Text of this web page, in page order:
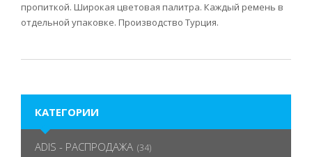
пропиткой. Широкая цветовая палитра. Каждый ремень в
отдельной упаковке. Производство Турция.
КАТЕГОРИИ
ADIS - РАСПРОДАЖА (34)